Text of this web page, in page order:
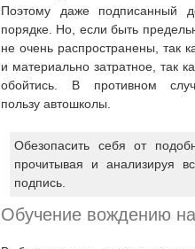
Поэтому даже подписанный
порядке. Но, если быть
не очень распространены, так
и материально затратное, так
обойтись. В противном
пользу автошколы.
Обезопасить себя от
прочитывая и анализируя
подпись.
Обучение вождению